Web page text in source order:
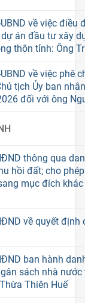
về việc điều
án đầu tư xây
thôn tỉnh: Ông
về việc phê
tịch Ủy ban
đối với ông
thông qua
hồi đất; cho
mục đích
về quyết định
ban hành
sách nhà
Thiên Huế